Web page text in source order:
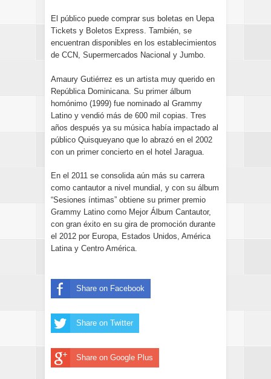
El público puede comprar sus boletas en Uepa
Tickets y Boletos Express. También, se
encuentran disponibles en los establecimientos
de CCN, Supermercados Nacional y Jumbo.
Amaury Gutiérrez es un artista muy querido en
República Dominicana. Su primer álbum
homónimo (1999) fue nominado al Grammy
Latino y vendió más de 600 mil copias. Tres
años después ya su música había impactado al
público Quisqueyano que lo abrazó en el 2002
con un primer concierto en el hotel Jaragua.
En el 2011 se consolida aún más su carrera
como cantautor a nivel mundial, y con su álbum
“Sesiones íntimas” obtiene su primer premio
Grammy Latino como Mejor Álbum Cantautor,
con gran éxito en su gira de promoción durante
el 2012 por Europa, Estados Unidos, América
Latina y Centro América.
Share on Facebook
Share on Twitter
Share on Google Plus